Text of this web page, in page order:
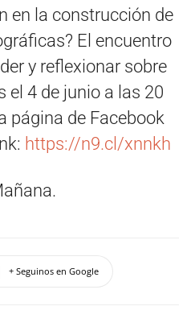
en la construcción de
El encuentro
y reflexionar sobre
el 4 de junio a las 20
página de Facebook
https://n9.cl/xnnkh
+ Seguinos en Google